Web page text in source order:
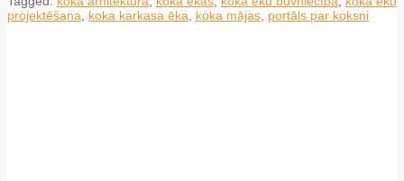
projektēšana
koka karkasa ēka koka mājas portāls par koksni